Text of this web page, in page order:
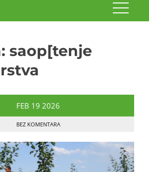
saop[tenje
FEB 19 2026
BEZ KOMENTARA